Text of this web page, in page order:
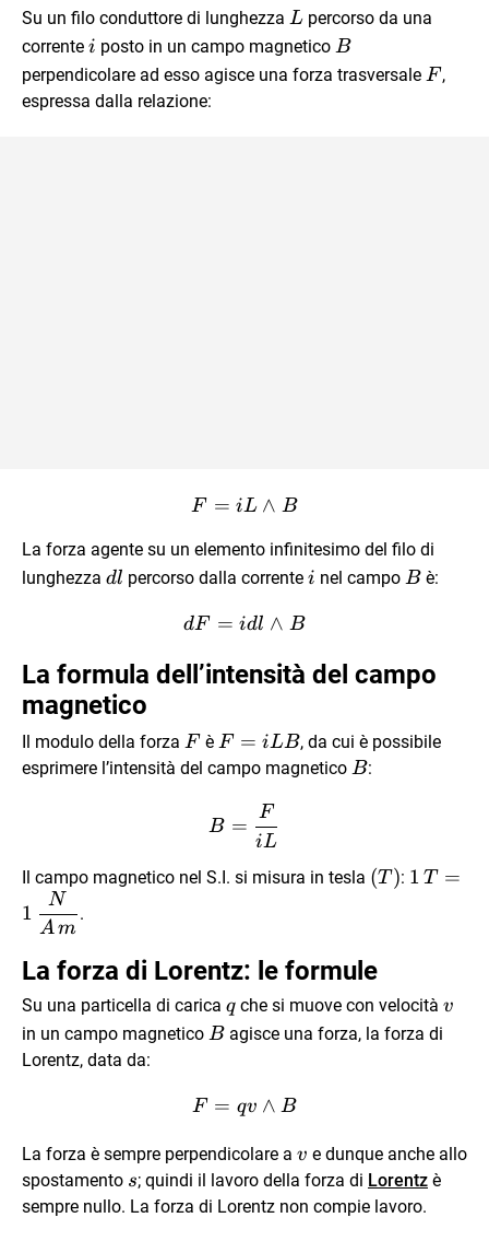
Su un filo conduttore di lunghezza L
L percorso da una
corrente i
i posto in un campo magnetico \vec
B
B
perpendicolare ad esso agisce una forza trasversale \vec
F ,
espressa dalla relazione:
\vec F=i\vec L\wedge
F = iL ∧ B
La forza agente su un elemento infinitesimo del filo di
lunghezza dl
dl percorso dalla correntei
i nel campo\vec
B è:
d\vec F=id\vec l\wedge
dF = idl ∧ B
La formula dell’intensità del campo
magnetico
Il modulo della forza \vec
F
F è F=iLB
F = iLB, da cui è possibile
esprimere l’intensità del campo magnetico B
B:
B=\frac{F}{iL}
B =
iL
F
Il campo magnetico nel S.I. si misura in tesla (T)
(T ): 1 \,T= 1
1 T
=
1
Am
N
.
La forza di Lorentz: le formule
Su una particella di carica q
qche si muove con velocità \vec
v
in un campo magnetico \vec
B agisce una forza, la forza di
Lorentz, data da:
\vec F=q\vec v\wedge
F = qv ∧ B
La forza è sempre perpendicolare a \vec
v
v e dunque anche allo
spostamento \vec
s
s; quindi il lavoro della forza di Lorentz è
sempre nullo. La forza di Lorentz non compie lavoro.